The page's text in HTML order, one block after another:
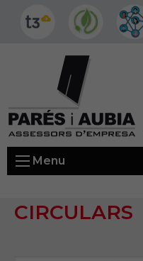
Menu
CIRCULARS